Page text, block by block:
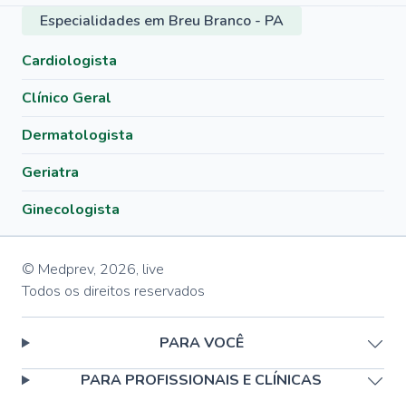
Especialidades em Breu Branco - PA
Cardiologista
Clínico Geral
Dermatologista
Geriatra
Ginecologista
© Medprev, 2026, live
Todos os direitos reservados
PARA VOCÊ
PARA PROFISSIONAIS E CLÍNICAS